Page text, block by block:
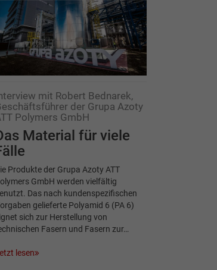
mit Robert Bednarek,
der Grupa Azoty
Polymers GmbH
Material für viele
Produkte der Grupa Azoty ATT
GmbH werden vielfältig
Das nach kundenspezifischen
gelieferte Polyamid 6 (PA 6)
sich zur Herstellung von
Fasern und Fasern zur…
lesen